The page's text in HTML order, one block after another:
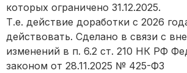
которых ограничено 31.12.2025.
Т.е. действие доработки с 2026
действовать. Сделано в связи с
изменений в п. 6.2 ст. 210 НК РФ
законом от 28.11.2025 № 425-ФЗ